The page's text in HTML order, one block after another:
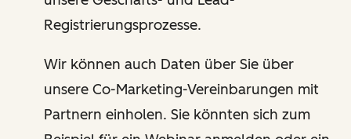
Registrierungsprozesse.
Wir können auch Daten über Sie über
unsere Co-Marketing-Vereinbarungen mit
Partnern einholen. Sie könnten sich zum